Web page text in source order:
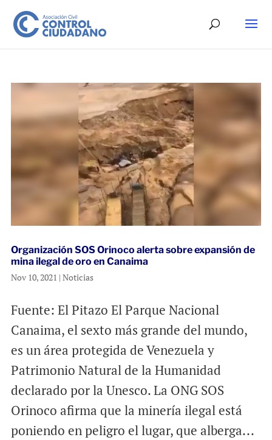
Organización SOS Orinoco alerta sobre expansión de
mina ilegal de oro en Canaima
Nov 10, 2021 | Noticias
Fuente: El Pitazo El Parque Nacional
Canaima, el sexto más grande del mundo,
es un área protegida de Venezuela y
Patrimonio Natural de la Humanidad
declarado por la Unesco. La ONG SOS
Orinoco afirma que la minería ilegal está
poniendo en peligro el lugar, que alberga...